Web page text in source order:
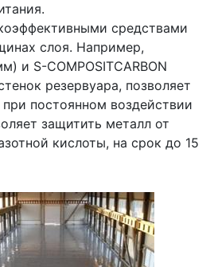
средствами
слоя. Например,
и S-COMPOSITCARBON
резервуара, позволяет
постоянном воздействии
защитить металл от
кислоты, на срок до 15